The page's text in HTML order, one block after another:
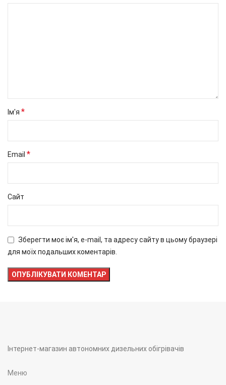
Ім'я *
Email *
Сайт
Зберегти моє ім'я, e-mail, та адресу сайту в цьому браузері
для моїх подальших коментарів.
Інтернет-магазин автономних дизельних обігрівачів
Меню